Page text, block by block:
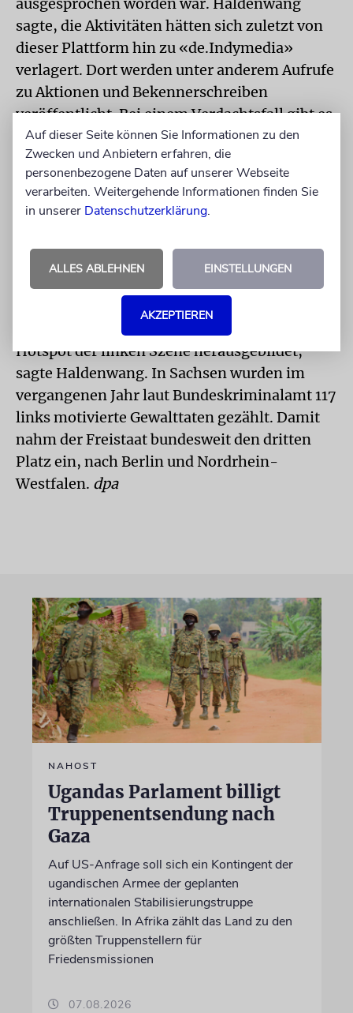
sagte, die Aktivitäten hätten sich zuletzt von
dieser Plattform hin zu «de.Indymedia»
verlagert. Dort werden unter anderem Aufrufe
zu Aktionen und Bekennerschreiben
veröffentlicht. Bei einem Verdachtsfall gibt es
«hinreichend gewichtige tatsächliche
Anhaltspunkte» für verfassungsfeindliche
Bestrebungen. Das bedeutet, dass der
Geheimdienst personenbezogene Daten
strengen Voraussetzungen können auch
nachrichtendienstliche Mittel eingesetzt, also
heimlich Informationen beschafft, werden.
Vor allem Leipzig habe sich zuletzt als ein
Hotspot der linken Szene herausgebildet,
sagte Haldenwang. In Sachsen wurden im
vergangenen Jahr laut Bundeskriminalamt 117
links motivierte Gewalttaten gezählt. Damit
nahm der Freistaat bundesweit den dritten
Platz ein, nach Berlin und Nordrhein-
Westfalen. dpa
NAHOST
Ugandas Parlament billigt
Truppenentsendung nach
Gaza
Auf US-Anfrage soll sich ein Kontingent der
ugandischen Armee der geplanten
internationalen Stabilisierungstruppe
anschließen. In Afrika zählt das Land zu den
größten Truppenstellern für
Friedensmissionen
07.08.2026
Auf dieser Seite können Sie Informationen zu den
Zwecken und Anbietern erfahren, die
personenbezogene Daten auf unserer Webseite
verarbeiten. Weitergehende Informationen finden Sie
in unserer Datenschutzerklärung.
ALLES ABLEHNEN EINSTELLUNGEN
AKZEPTIEREN